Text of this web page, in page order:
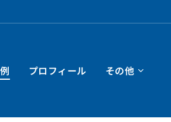
プロフィール その他